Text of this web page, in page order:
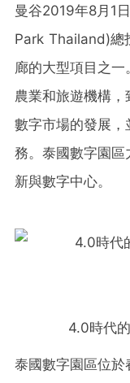
曼谷2019年8月1
Park Thailand)總
廊的大型項目之一
農業和旅遊機構
數字市場的發展，
務。泰國數字園
新與數字中心。
4.0時代
泰國數字園區位